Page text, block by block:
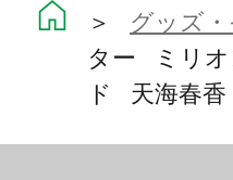
＞ グッズ
ター ミリ
ド 天海春香